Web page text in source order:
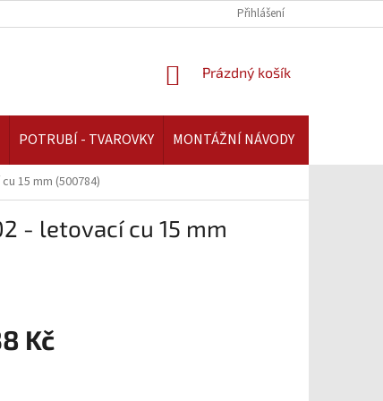
PLATBA A DOPRAVA |
Přihlášení
NÁKUPNÍ
Prázdný košík
POTRUBÍ - TVAROVKY MONTÁŽNÍ NÁVODY
15 mm (500784)
- letovací cu 15 mm
Kč